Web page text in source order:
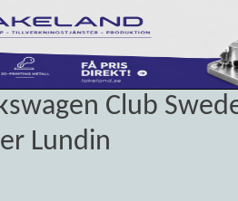
Club
Lundin